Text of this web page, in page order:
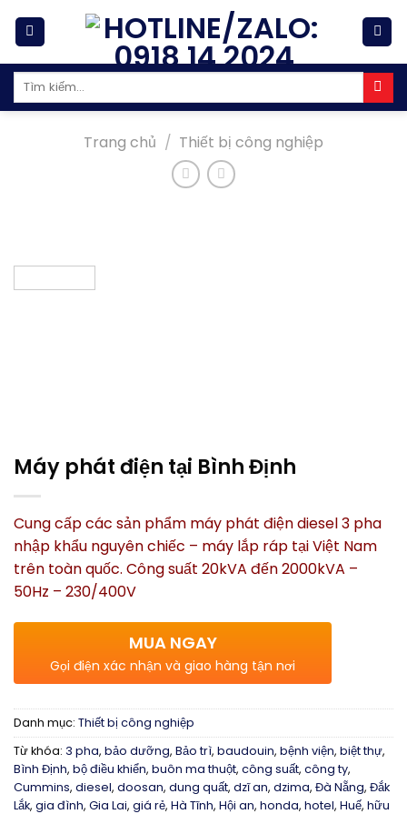
Tìm
kiếm:
Trang chủ / Thiết bị công nghiệp
Máy phát điện tại Bình Định
Cung cấp các sản phẩm máy phát điện diesel 3 pha
nhập khẩu nguyên chiếc – máy lắp ráp tại Việt Nam
trên toàn quốc. Công suất 20kVA đến 2000kVA –
50Hz – 230/400V
MUA NGAY
Gọi điện xác nhận và giao hàng tận nơi
Danh mục: Thiết bị công nghiệp
Từ khóa: 3 pha, bảo dưỡng, Bảo trì, baudouin, bệnh viện, biệt thự,
Bình Định, bộ điều khiển, buôn ma thuột, công suất, công ty,
Cummins, diesel, doosan, dung quất, dzĩ an, dzima, Đà Nẵng, Đắk
Lắk, gia đình, Gia Lai, giá rẻ, Hà Tĩnh, Hội an, honda, hotel, Huế, hữu